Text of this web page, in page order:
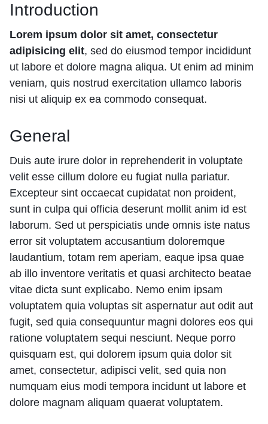
Introduction
Lorem ipsum dolor sit amet, consectetur
adipisicing elit, sed do eiusmod tempor incididunt
ut labore et dolore magna aliqua. Ut enim ad minim
veniam, quis nostrud exercitation ullamco laboris
nisi ut aliquip ex ea commodo consequat.
General
Duis aute irure dolor in reprehenderit in voluptate
velit esse cillum dolore eu fugiat nulla pariatur.
Excepteur sint occaecat cupidatat non proident,
sunt in culpa qui officia deserunt mollit anim id est
laborum. Sed ut perspiciatis unde omnis iste natus
error sit voluptatem accusantium doloremque
laudantium, totam rem aperiam, eaque ipsa quae
ab illo inventore veritatis et quasi architecto beatae
vitae dicta sunt explicabo. Nemo enim ipsam
voluptatem quia voluptas sit aspernatur aut odit aut
fugit, sed quia consequuntur magni dolores eos qui
ratione voluptatem sequi nesciunt. Neque porro
quisquam est, qui dolorem ipsum quia dolor sit
amet, consectetur, adipisci velit, sed quia non
numquam eius modi tempora incidunt ut labore et
dolore magnam aliquam quaerat voluptatem.